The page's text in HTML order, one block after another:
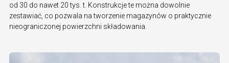
od 30 do nawet 20 tys. t. Konstrukcje te można dowolnie
zestawiać, co pozwala na tworzenie magazynów o praktycznie
nieograniczonej powierzchni składowania.